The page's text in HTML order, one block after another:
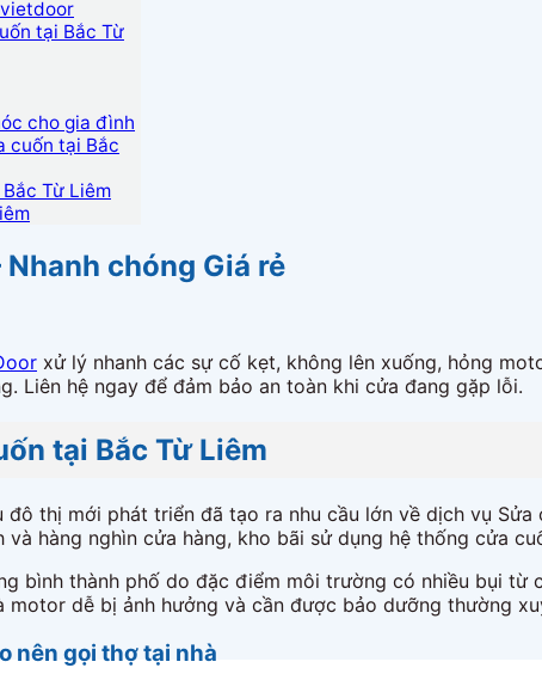
tại Bắc Từ
cho gia đình
cuốn tại Bắc
Từ Liêm
chóng Giá rẻ
xử lý nhanh các sự cố kẹt, không lên xuống, hỏng
Liên hệ ngay để đảm bảo an toàn khi cửa đang gặp lỗi.
tại Bắc Từ Liêm
thị mới phát triển đã tạo ra nhu cầu lớn về dịch vụ
hàng nghìn cửa hàng, kho bãi sử dụng hệ thống cửa
bình thành phố do đặc điểm môi trường có nhiều bụi
dễ bị ảnh hưởng và cần được bảo dưỡng thường
nên gọi thợ tại nhà